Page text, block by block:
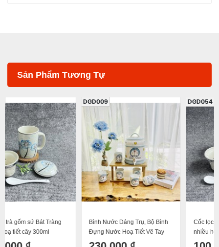
Sản Phẩm Tương Tự
Bình Nước Dáng Trụ, Bộ Bình
Đựng Nước Hoạ Tiết Vẽ Tay
DoRaeMon Dáng Cốc Tròn
DGD009
Cốc lọc trà gốm sứ Bát Tràng
nhiều hoạ tiết bổ khung 300ml
DGD054